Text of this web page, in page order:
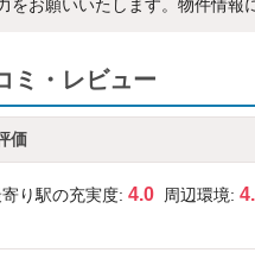
をお願いいたします。物件情報
ミ・レビュー
価
り駅の充実度: 4.0 周辺環境: